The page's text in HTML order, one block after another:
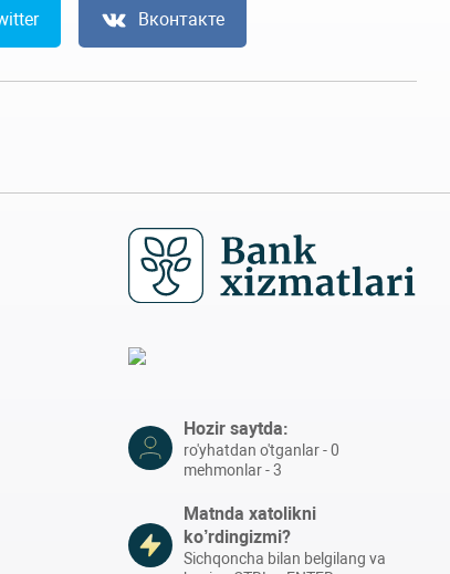
Вконтакте
Hozir saytda:
ro'yhatdan o'tganlar - 0
mehmonlar - 3
Matnda xatolikni
ko’rdingizmi?
Sichqoncha bilan belgilang va